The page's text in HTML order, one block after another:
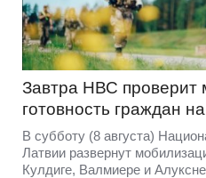
Завтра НВС проверит
готовность граждан
В субботу (8 августа)
Латвии развернут
Кулдиге, Валмиере и